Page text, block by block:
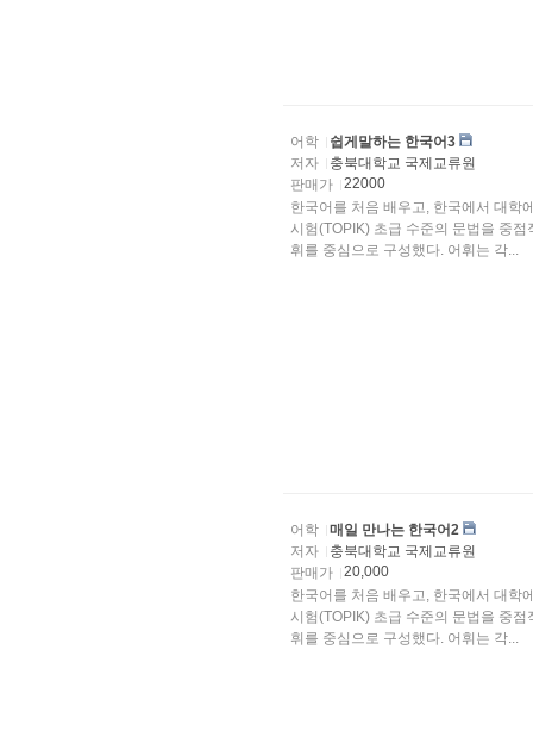
어학
쉽게말하는 한국어3
저자
충북대학교 국제교류원
판매가
22000
한국어를 처음 배우고, 한국에서 대학
시험(TOPIK) 초급 수준의 문법을 중
휘를 중심으로 구성했다. 어휘는 각...
어학
매일 만나는 한국어2
저자
충북대학교 국제교류원
판매가
20,000
한국어를 처음 배우고, 한국에서 대학
시험(TOPIK) 초급 수준의 문법을 중
휘를 중심으로 구성했다. 어휘는 각...